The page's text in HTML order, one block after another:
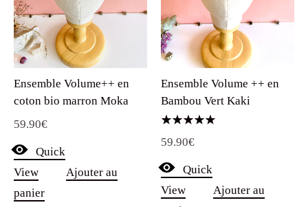
Ensemble Volume++ en
coton bio marron Moka
59.90€
Quick
View
Ajouter au
panier
Ensemble Volume ++ en
Bambou Vert Kaki
5.00
59.90€
Quick
View
Ajouter au